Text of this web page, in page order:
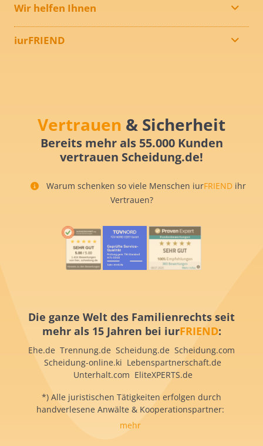
Wir helfen Ihnen
iurFRIEND
Vertrauen & Sicherheit
Bereits mehr als 55.000 Kunden
vertrauen Scheidung.de!
Warum schenken so viele Menschen iurFRIEND ihr
Vertrauen?
Die ganze Welt des Familienrechts seit
mehr als 15 Jahren bei iurFRIEND:
Ehe.de Trennung.de Scheidung.de Scheidung.com
Scheidung-online.ki Lebenspartnerschaft.de
Unterhalt.com EliteXPERTS.de
*) Alle juristischen Tätigkeiten erfolgen durch
handverlesene Anwälte & Kooperationspartner:
mehr